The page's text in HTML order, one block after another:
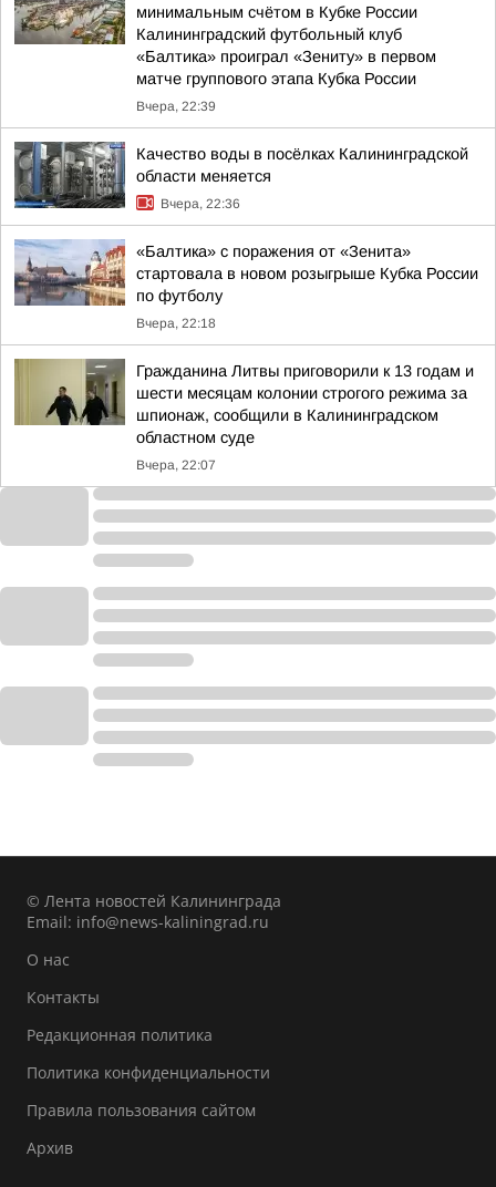
минимальным счётом в Кубке России
Калининградский футбольный клуб
«Балтика» проиграл «Зениту» в первом
матче группового этапа Кубка России
Вчера, 22:39
Качество воды в посёлках Калининградской
области меняется
Вчера, 22:36
«Балтика» с поражения от «Зенита»
стартовала в новом розыгрыше Кубка России
по футболу
Вчера, 22:18
Гражданина Литвы приговорили к 13 годам и
шести месяцам колонии строгого режима за
шпионаж, сообщили в Калининградском
областном суде
Вчера, 22:07
© Лента новостей Калининграда
Email: info@news-kaliningrad.ru
О нас
Контакты
Редакционная политика
Политика конфиденциальности
Правила пользования сайтом
Архив